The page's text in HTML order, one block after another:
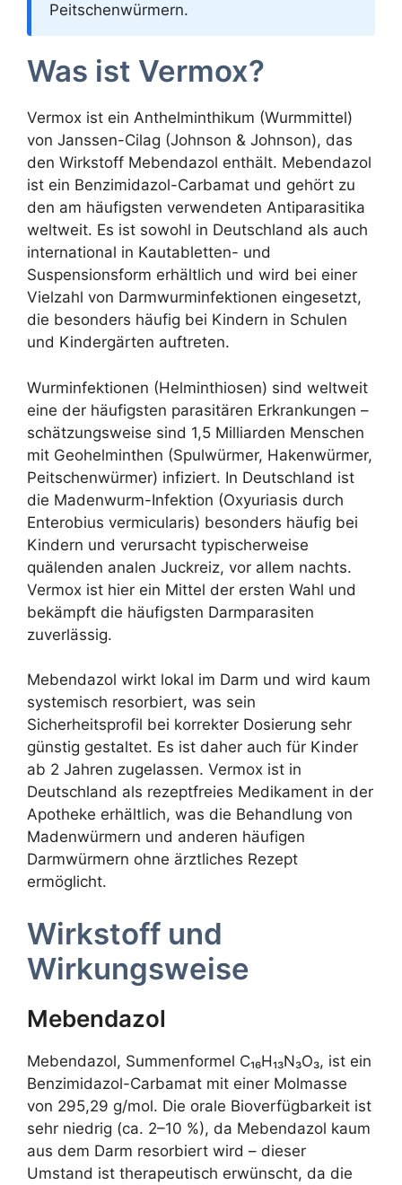
Peitschenwürmern.
Was ist Vermox?
Vermox ist ein Anthelminthikum (Wurmmittel)
von Janssen-Cilag (Johnson & Johnson), das
den Wirkstoff Mebendazol enthält. Mebendazol
ist ein Benzimidazol-Carbamat und gehört zu
den am häufigsten verwendeten Antiparasitika
weltweit. Es ist sowohl in Deutschland als auch
international in Kautabletten- und
Suspensionsform erhältlich und wird bei einer
Vielzahl von Darmwurminfektionen eingesetzt,
die besonders häufig bei Kindern in Schulen
und Kindergärten auftreten.
Wurminfektionen (Helminthiosen) sind weltweit
eine der häufigsten parasitären Erkrankungen –
schätzungsweise sind 1,5 Milliarden Menschen
mit Geohelminthen (Spulwürmer, Hakenwürmer,
Peitschenwürmer) infiziert. In Deutschland ist
die Madenwurm-Infektion (Oxyuriasis durch
Enterobius vermicularis) besonders häufig bei
Kindern und verursacht typischerweise
quälenden analen Juckreiz, vor allem nachts.
Vermox ist hier ein Mittel der ersten Wahl und
bekämpft die häufigsten Darmparasiten
zuverlässig.
Mebendazol wirkt lokal im Darm und wird kaum
systemisch resorbiert, was sein
Sicherheitsprofil bei korrekter Dosierung sehr
günstig gestaltet. Es ist daher auch für Kinder
ab 2 Jahren zugelassen. Vermox ist in
Deutschland als rezeptfreies Medikament in der
Apotheke erhältlich, was die Behandlung von
Madenwürmern und anderen häufigen
Darmwürmern ohne ärztliches Rezept
ermöglicht.
Wirkstoff und
Wirkungsweise
Mebendazol
Mebendazol, Summenformel C₁₆H₁₃N₃O₃, ist ein
Benzimidazol-Carbamat mit einer Molmasse
von 295,29 g/mol. Die orale Bioverfügbarkeit ist
sehr niedrig (ca. 2–10 %), da Mebendazol kaum
aus dem Darm resorbiert wird – dieser
Umstand ist therapeutisch erwünscht, da die